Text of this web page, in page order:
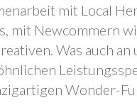
mit Local
mit Newcommern
Was auch an
Wonder-